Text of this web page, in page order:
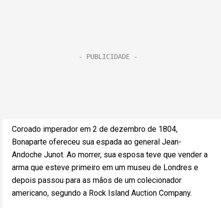
Coroado imperador em 2 de dezembro de 1804,
Bonaparte ofereceu sua espada ao general Jean-
Andoche Junot. Ao morrer, sua esposa teve que vender a
arma que esteve primeiro em um museu de Londres e
depois passou para as mãos de um colecionador
americano, segundo a Rock Island Auction Company.